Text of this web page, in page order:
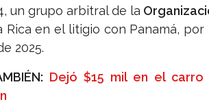
un grupo arbitral de la
Rica en el litigio con Panamá,
2025.
Dejó $15 mil en el carro